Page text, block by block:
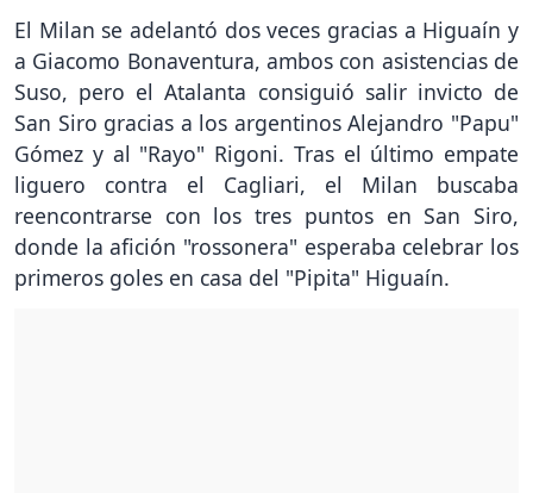
El Milan se adelantó dos veces gracias a Higuaín y
a Giacomo Bonaventura, ambos con asistencias de
Suso, pero el Atalanta consiguió salir invicto de
San Siro gracias a los argentinos Alejandro "Papu"
Gómez y al "Rayo" Rigoni. Tras el último empate
liguero contra el Cagliari, el Milan buscaba
reencontrarse con los tres puntos en San Siro,
donde la afición "rossonera" esperaba celebrar los
primeros goles en casa del "Pipita" Higuaín.